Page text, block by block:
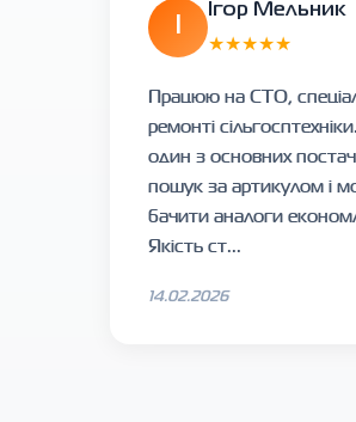
Ігор Мельник
★★★★★
Працюю на СТО,
ремонті
один з основних
пошук за артикулом і
бачити аналоги
Якість ст...
14.02.2026